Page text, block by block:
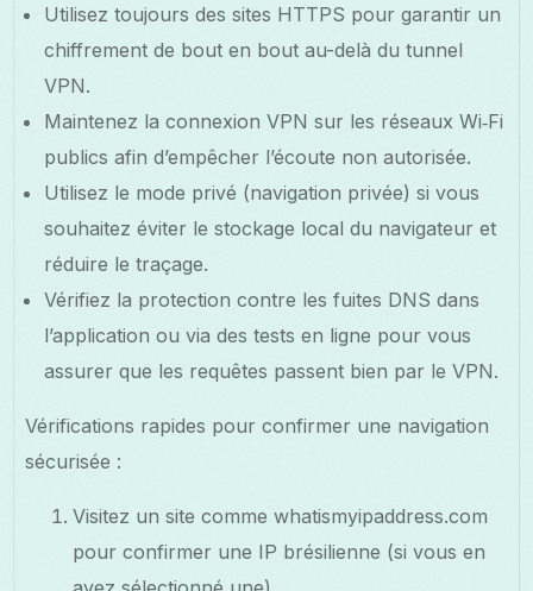
Utilisez toujours des sites HTTPS pour garantir un
chiffrement de bout en bout au-delà du tunnel
VPN.
Maintenez la connexion VPN sur les réseaux Wi‑Fi
publics afin d’empêcher l’écoute non autorisée.
Utilisez le mode privé (navigation privée) si vous
souhaitez éviter le stockage local du navigateur et
réduire le traçage.
Vérifiez la protection contre les fuites DNS dans
l’application ou via des tests en ligne pour vous
assurer que les requêtes passent bien par le VPN.
Vérifications rapides pour confirmer une navigation
sécurisée :
Visitez un site comme whatismyipaddress.com
pour confirmer une IP brésilienne (si vous en